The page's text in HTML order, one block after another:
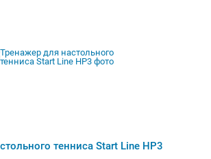
тенниса Start Line HP3